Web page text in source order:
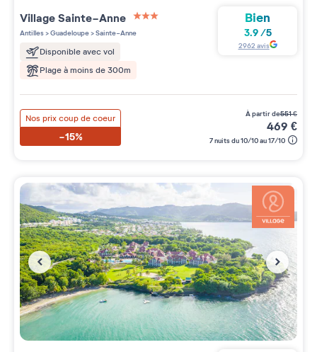
VillageSainte-Anne
3 étoiles sur 5
Antilles>Guadeloupe>Sainte-Anne
Disponible avec vol
Plage à moins de 300m
Bien
3.9/5
2962 avis
Nos prix coup de coeur
-15%
à partir de551€
469 €
7 nuits du 10/10 au 17/10